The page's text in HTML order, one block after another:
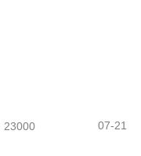
23000 07-21